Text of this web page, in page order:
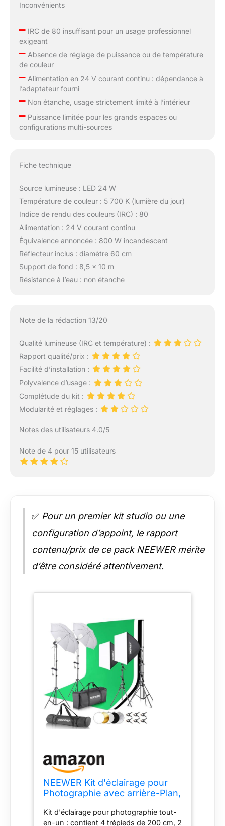
Inconvénients
–IRC de 80 insuffisant pour un usage professionnel
exigeant
–Absence de réglage de puissance ou de température
de couleur
–Alimentation en 24 V courant continu : dépendance à
l’adaptateur fourni
–Non étanche, usage strictement limité à l’intérieur
–Puissance limitée pour les grands espaces ou
configurations multi-sources
Fiche technique
Source lumineuse : LED 24 W
Température de couleur : 5 700 K (lumière du jour)
Indice de rendu des couleurs (IRC) : 80
Alimentation : 24 V courant continu
Équivalence annoncée : 800 W incandescent
Réflecteur inclus : diamètre 60 cm
Support de fond : 8,5 x 10 m
Résistance à l’eau : non étanche
Note de la rédaction 13/20
Qualité lumineuse (IRC et température) :
Rapport qualité/prix :
Facilité d’installation :
Polyvalence d’usage :
Complétude du kit :
Modularité et réglages :
Notes des utilisateurs 4.0/5
Note de 4 pour 15 utilisateurs
✅ Pour un premier kit studio ou une
configuration d’appoint, le rapport
contenu/prix de ce pack NEEWER mérite
d’être considéré attentivement.
NEEWER Kit d'éclairage pour
Photographie avec arrière-Plan,
5700 K, 800 W, équivalent 24
Kit d'éclairage pour photographie tout-
en-un : contient 4 trépieds de 200 cm, 2